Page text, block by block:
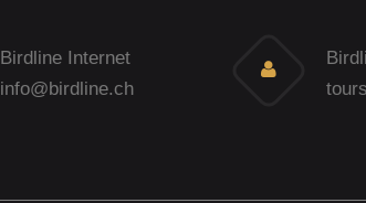
Birdline Internet
info@birdline.ch